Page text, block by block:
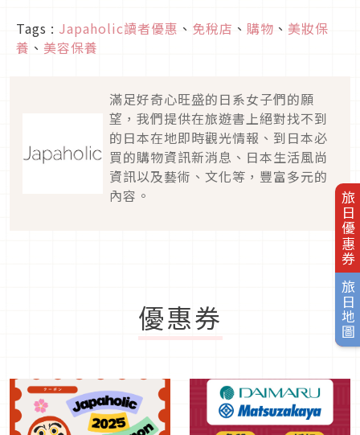
旅日優惠券
旅日地圖
Tags : Japaholic讀者優惠 、 免稅店 、 購物 、 美妝保
養 、 美容保養
滿足好奇心旺盛的日系女子們的願
望，我們提供在旅遊書上絕對找不到
的日本在地即時觀光情報、到日本必
買的購物資訊新消息、日本生活風尚
資訊以及藝術、文化等，豐富多元的
內容。
優惠券